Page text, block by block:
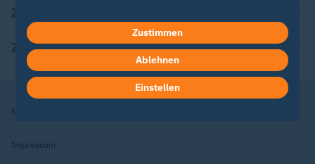
ZDFheute Apps
Nutzungsbedingungen
Impressum
Hier findest du das Impressum.
Weitere Informationen findest du in unserer
Datenschutzerklärung.
Zustimmen
Ablehnen
Einstellen